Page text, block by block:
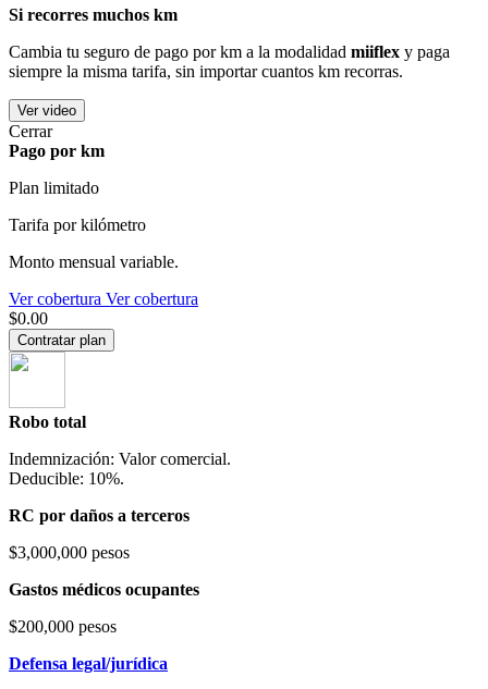
Si recorres muchos km
Cambia tu seguro de pago por km a la modalidad miiflex y paga
siempre la misma tarifa, sin importar cuantos km recorras.
Ver video
Cerrar
Pago por km
Plan limitado
Tarifa por kilómetro
Monto mensual variable.
Ver cobertura Ver cobertura
$0.00
Contratar plan
Robo total
Indemnización: Valor comercial.
Deducible: 10%.
RC por daños a terceros
$3,000,000 pesos
Gastos médicos ocupantes
$200,000 pesos
Defensa legal/jurídica